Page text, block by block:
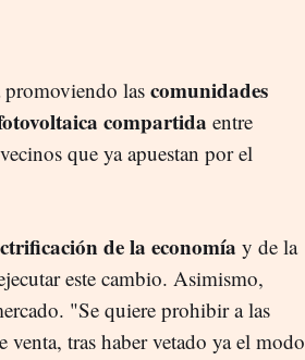
promoviendo las comunidades
compartida entre
que ya apuestan por el
de la economía y de la
este cambio. Asimismo,
"Se quiere prohibir a las
tras haber vetado ya el modo